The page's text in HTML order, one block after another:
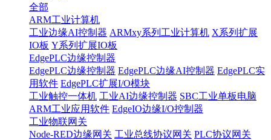
全部
ARM工业计算机
工业边缘AI控制器 ARMxy系列工业计算机 X系列扩展
IO板 Y系列扩展IO板
EdgePLC边缘控制器
EdgePLC边缘控制器 EdgePLC边缘AI控制器 EdgePLC实
用软件 EdgePLC扩展I/O模块
工业触控一体机 工业AI边缘控制器 SBC工业单板电脑
ARM工业应用软件 EdgeIO边缘I/O控制器
工业物联网关
Node-RED边缘网关 工业总线协议网关 PLC协议网关